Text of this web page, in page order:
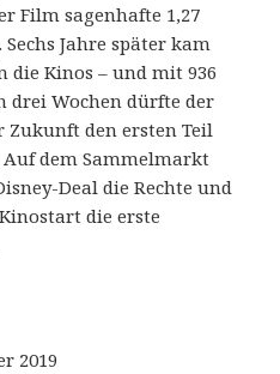
Film sagenhafte 1,27
Jahre später kam
die Kinos – und mit 936
drei Wochen dürfte der
den ersten Teil
dem Sammelmarkt
Deal die Rechte und
die erste
2019